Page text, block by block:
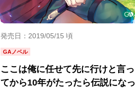
発売日：2019/05/15 頃
GAノベル
ここは俺に任せて先に行けと言っ
てから10年がたったら伝説になっ